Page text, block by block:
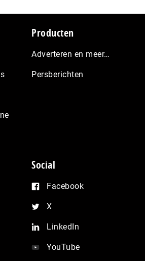
Producten
Adverteren en meer…
Persberichten
Social
Facebook
X
LinkedIn
YouTube